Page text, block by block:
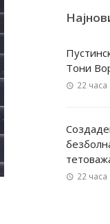
Тони
22
22